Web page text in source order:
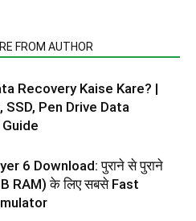
FROM AUTHOR
Recovery Kaise Kare? |
SSD, Pen Drive Data
6 Download: पुराने से पुराने
RAM) के लिए सबसे Fast